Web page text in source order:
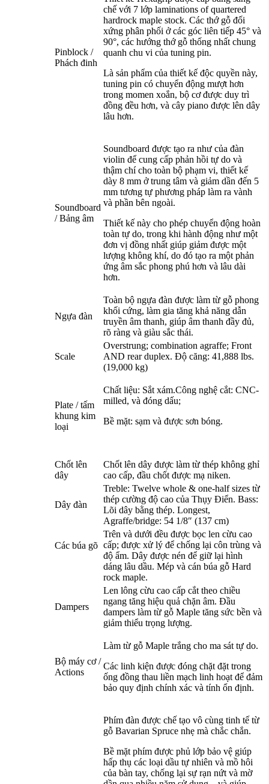
Pinblock /
Phách đinh
chế với 7 lớp laminations of quartered
hardrock maple stock. Các thớ gỗ đối
xứng phân phối ở các góc liên tiếp 45° và
90°, các hướng thớ gỗ thống nhất chung
quanh chu vi của tuning pin.
Là sản phẩm của thiết kế độc quyền này,
tuning pin có chuyển động mượt hơn
trong momen xoắn, bộ cơ được duy trì
đồng đều hơn, và cây piano được lên dây
lâu hơn.
Soundboard
/ Bảng âm
Soundboard được tạo ra như của đàn
violin để cung cấp phản hồi tự do và
thậm chí cho toàn bộ phạm vi, thiết kế
dày 8 mm ở trung tâm và giảm dần đến 5
mm tương tự phương pháp làm ra vành
và phần bên ngoài.
Thiết kế này cho phép chuyển động hoàn
toàn tự do, trong khi hành động như một
đơn vị đồng nhất giúp giảm được một
lượng không khí, do đó tạo ra một phản
ứng âm sắc phong phú hơn và lâu dài
hơn.
Ngựa đàn
Toàn bộ ngựa đàn được làm từ gỗ phong
khối cứng, làm gia tăng khả năng dẫn
truyền âm thanh, giúp âm thanh đầy đủ,
rõ ràng và giàu sắc thái.
Scale
Overstrung; combination agraffe; Front
AND rear duplex. Độ căng: 41,888 lbs.
(19,000 kg)
Plate / tấm
khung kim
loại
Chất liệu: Sắt xám.Công nghệ cắt: CNC-
milled, và đóng dấu;
Bề mặt: sạm và được sơn bóng.
Chốt lên
dây
Chốt lên dây được làm từ thép không ghỉ
cao cấp, đầu chốt được mạ niken.
Dây đàn
Treble: Twelve whole & one-half sizes từ
thép cường độ cao của Thụy Điển. Bass:
Lõi dây bằng thép. Longest,
Agraffe/bridge: 54 1/8″ (137 cm)
Các búa gõ
Trên và dưới đều được bọc len cừu cao
cấp; được xử lý để chống lại côn trùng và
độ ẩm. Dây được nén để giữ lại hình
dáng lâu dầu. Mép và cán búa gỗ Hard
rock maple.
Dampers
Len lông cừu cao cấp cắt theo chiều
ngang tăng hiệu quả chặn âm. Đầu
dampers làm từ gỗ Maple tăng sức bền và
giảm thiểu trọng lượng.
Bộ máy cơ /
Actions
Làm từ gỗ Maple trắng cho ma sát tự do.
Các linh kiện được đóng chặt đặt trong
ống đồng thau liền mạch linh hoạt để đảm
bảo quy định chính xác và tính ổn định.
Phím đàn được chế tạo vô cùng tinh tế từ
gỗ Bavarian Spruce nhẹ mà chắc chắn.
Bề mặt phím được phủ lớp bảo vệ giúp
hấp thụ các loại dầu tự nhiên và mồ hôi
của bàn tay, chống lại sự rạn nứt và mờ